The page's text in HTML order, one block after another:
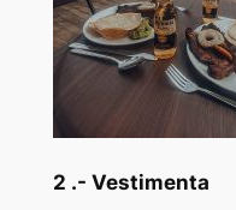
2 .- Vestimenta